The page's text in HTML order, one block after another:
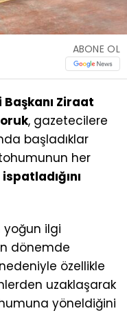
ABONE OL
Ziraat
, gazetecilere
başladıklar
her
ispatladığını
yoğun ilgi
dönemde
özellikle
uzaklaşarak
yöneldiğini